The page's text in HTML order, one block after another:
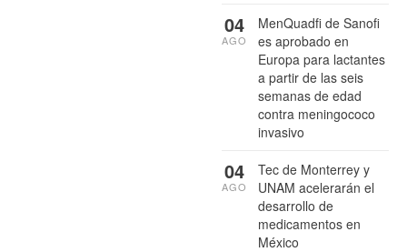
MenQuadfi de Sanofi
es aprobado en
Europa para lactantes
a partir de las seis
semanas de edad
contra meningococo
invasivo
04
AGO
Tec de Monterrey y
UNAM acelerarán el
desarrollo de
medicamentos en
México
04
AGO